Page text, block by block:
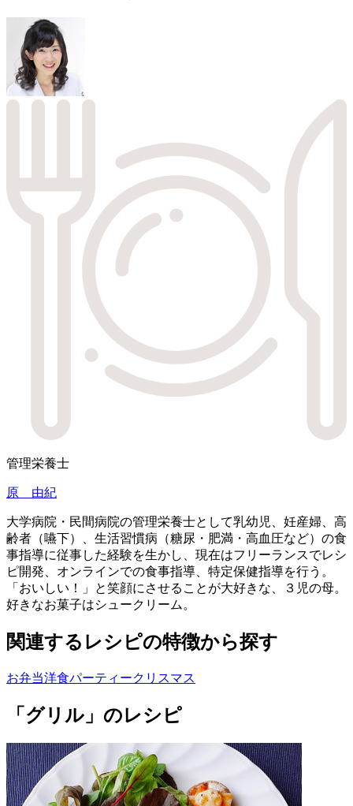
管理栄養士
原 由紀
大学病院・民間病院の管理栄養士として乳幼児、妊産婦、高
齢者（嚥下）、生活習慣病（糖尿・肥満・高血圧など）の食
事指導に従事した経験を生かし、現在はフリーランスでレシ
ピ開発、オンラインでの食事指導、特定保健指導を行う。
「おいしい！」と笑顔にさせることが大好きな、３児の母。
好きなお菓子はシュークリーム。
関連するレシピの特徴から探す
お弁当洋食パーティークリスマス
「グリル」のレシピ